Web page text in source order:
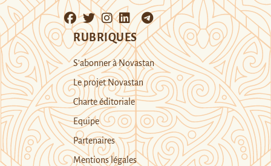
RUBRIQUES
S’abonner à Novastan
Le projet Novastan
Charte éditoriale
Equipe
Partenaires
Mentions légales